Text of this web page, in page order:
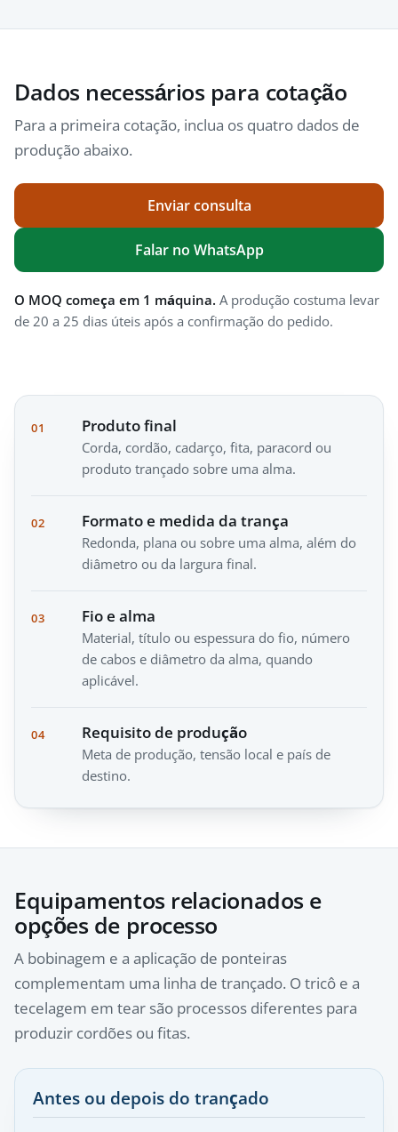
Dados necessários para cotação
Para a primeira cotação, inclua os quatro dados de
produção abaixo.
Enviar consulta
Falar no WhatsApp
O MOQ começa em 1 máquina. A produção costuma levar
de 20 a 25 dias úteis após a confirmação do pedido.
01 Produto final
Corda, cordão, cadarço, fita, paracord ou
produto trançado sobre uma alma.
02 Formato e medida da trança
Redonda, plana ou sobre uma alma, além do
diâmetro ou da largura final.
03 Fio e alma
Material, título ou espessura do fio, número
de cabos e diâmetro da alma, quando
aplicável.
04 Requisito de produção
Meta de produção, tensão local e país de
destino.
Equipamentos relacionados e
opções de processo
A bobinagem e a aplicação de ponteiras
complementam uma linha de trançado. O tricô e a
tecelagem em tear são processos diferentes para
produzir cordões ou fitas.
Antes ou depois do trançado